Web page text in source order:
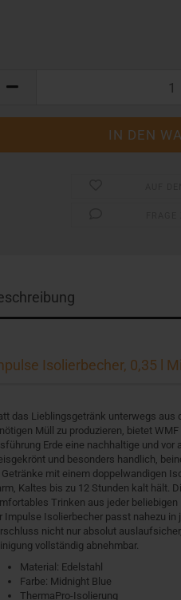
Isolierbecher, 0,35 l
das Lieblingsgetränk unterwegs aus
Müll zu produzieren, bietet
Erde eine nachhaltige und vor
und besonders handlich,
mit einem doppelwandigen
Kaltes bis zu 12 Stunden kalt hält.
Trinken aus jeder
Impulse Isolierbecher passt nahezu in
nicht nur absolut
vollständig abnehmbar.
Material: Edelstahl
Farbe: Midnight Blue
ThermaPro-Isolierung